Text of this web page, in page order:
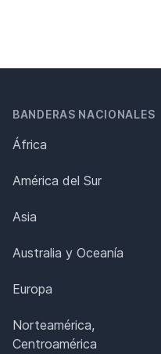
BANDERAS NACIONALES
África
América del Sur
Asia
Australia y Oceanía
Europa
Norteamérica,
Centroamérica